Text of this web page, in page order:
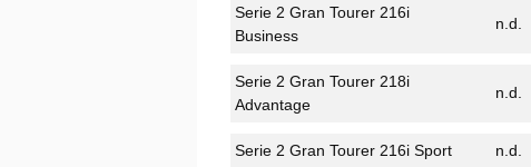
Serie 2 Gran Tourer 216i
Business
n.d.
Serie 2 Gran Tourer 218i
Advantage
n.d.
Serie 2 Gran Tourer 216i Sport n.d.